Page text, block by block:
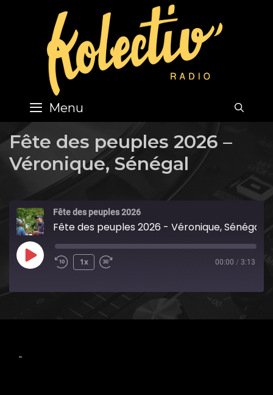
content
Menu
Fête des peuples 2026 –
Véronique, Sénégal
Fête des peuples 2026
Fête des peuples 2026 - Véronique, Sénégal
Play
1x 00:00 / 3:13
-